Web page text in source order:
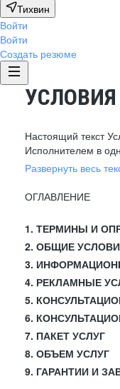
Тихвин
Войти
Войти
Создать резюме
Настоящий текст
Исполнителем в
Развернуть весь
ОГЛАВЛЕНИЕ
1. ТЕРМИНЫ И
2. ОБЩИЕ
3.
4. РЕКЛАМНЫЕ
5.
6.
7. ПАКЕТ УСЛУГ
8. ОБЪЕМ УСЛУГ
9. ГАРАНТИИ И